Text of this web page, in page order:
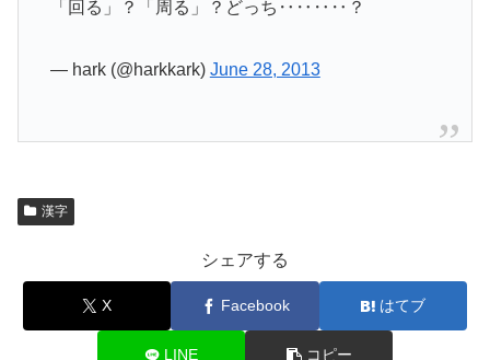
「回る」？「周る」？どっち‥‥‥‥？
— hark (@harkkark) June 28, 2013
漢字
シェアする
X Facebook はてブ
LINE コピー